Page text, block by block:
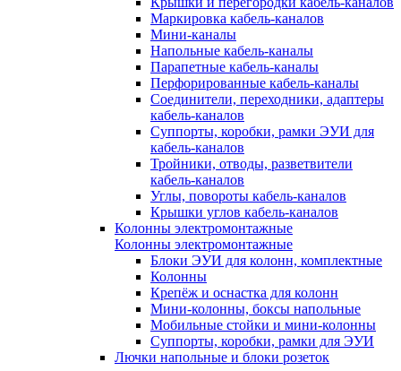
Маркировка кабель-каналов
Мини-каналы
Напольные кабель-каналы
Парапетные кабель-каналы
Перфорированные кабель-каналы
Соединители, переходники, адаптеры
кабель-каналов
Суппорты, коробки, рамки ЭУИ для
кабель-каналов
Тройники, отводы, разветвители
кабель-каналов
Углы, повороты кабель-каналов
Крышки углов кабель-каналов
Колонны электромонтажные
Колонны электромонтажные
Блоки ЭУИ для колонн, комплектные
Колонны
Крепёж и оснастка для колонн
Мини-колонны, боксы напольные
Мобильные стойки и мини-колонны
Суппорты, коробки, рамки для ЭУИ
Лючки напольные и блоки розеток